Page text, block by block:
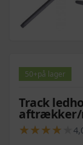
50+på lager
Track
aftrækker/
★
★★
★★
★★
★